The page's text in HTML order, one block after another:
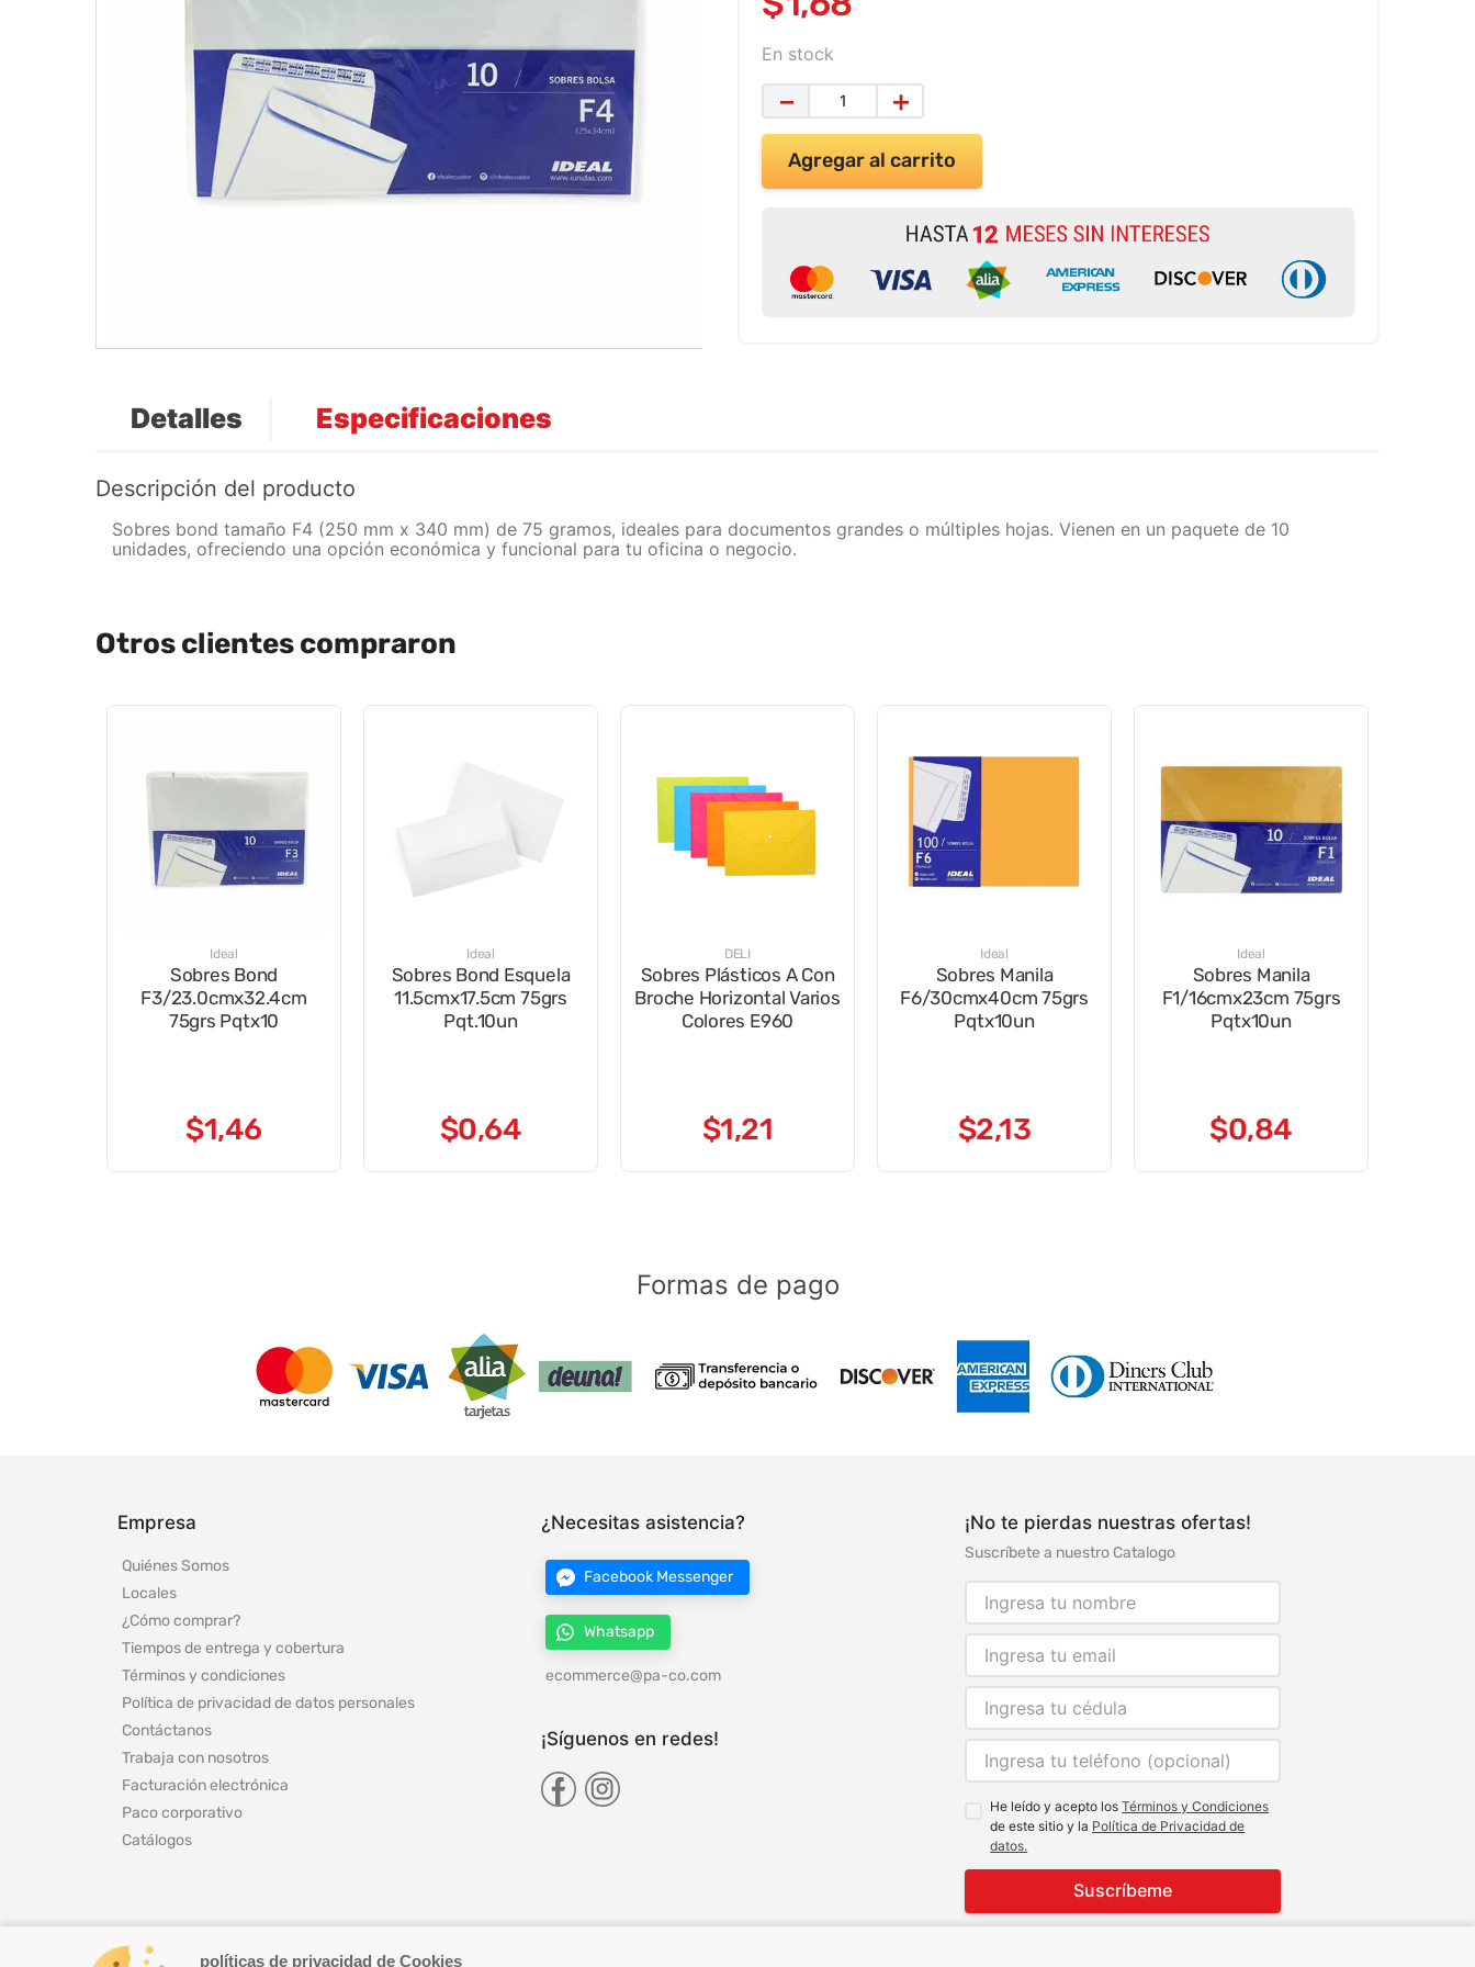
políticas de privacidad de Cookies
En stock
＋
－
Agregar al carrito
Detalles Especificaciones
Descripción del producto
Sobres bond tamaño F4 (250 mm x 340 mm) de 75 gramos, ideales para documentos grandes o múltiples hojas. Vienen en un paquete de 10
unidades, ofreciendo una opción económica y funcional para tu oficina o negocio.
Otros clientes compraron
Ideal
Sobres Bond
F3/23.0cmx32.4cm
75grs Pqtx10
$1,46
Ideal
Sobres Bond Esquela
11.5cmx17.5cm 75grs
Pqt.10un
$0,64
DELI
Sobres Plásticos A Con
Broche Horizontal Varios
Colores E960
$1,21
Ideal
Sobres Manila
F6/30cmx40cm 75grs
Pqtx10un
$2,13
Ideal
Sobres Manila
F1/16cmx23cm 75grs
Pqtx10un
$0,84
Formas de pago
Empresa
Quiénes Somos
Locales
¿Cómo comprar?
Tiempos de entrega y cobertura
Términos y condiciones
Política de privacidad de datos personales
Contáctanos
Trabaja con nosotros
Facturación electrónica
Paco corporativo
Catálogos
¿Necesitas asistencia?
Facebook Messenger
Whatsapp
ecommerce@pa-co.com
¡Síguenos en redes!
¡No te pierdas nuestras ofertas!
Suscríbete a nuestro Catalogo
He leído y acepto losTérminos y Condiciones
de este sitio y la Política de Privacidad de
datos.
Suscríbeme